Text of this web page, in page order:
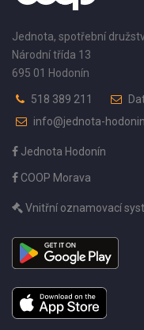
Jednota, spotřební
Národní třída 13
695 01 Hodonín
518 389 211
info@jednota-
Jednota Hodonín
COOP Morava
Vnitřní oznamovací